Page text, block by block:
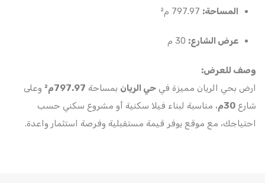
المساحة:
عرض الشارع:
وصف للعرض:
ارض بحي الريان مميزة في حي الريان بمساحة 797.97م²
وعلى
شارع 30م
، مناسبة لبناء فيلا سكنية أو مشروع سكني حسب
احتياجك، مع موقع يوفر قيمة مستقبلية وفرصة استثمار واعدة.